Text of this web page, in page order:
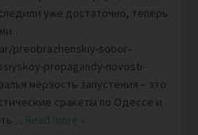
уже достаточно, теперь
preobrazhenskiy-sobor-
propagandy-novosti-
мерзость запустения – это
сракеты по Одессе и
… Read more »